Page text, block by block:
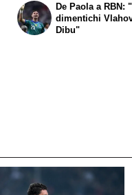
De Paola a RBN:
dimentichi
Dibu"